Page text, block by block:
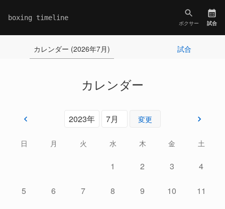
boxing timeline
ボクサー 試合
カレンダー (2026年7月) 試合
カレンダー
変更
日 月 火 水 木 金 土
1 2 3 4
5 6 7 8 9 10 11